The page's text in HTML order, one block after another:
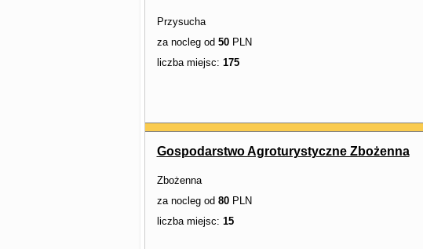
Przysucha
za nocleg od 50PLN
liczba miejsc: 175
Gospodarstwo Agroturystyczne Zbożenna
Zbożenna
za nocleg od 80PLN
liczba miejsc: 15